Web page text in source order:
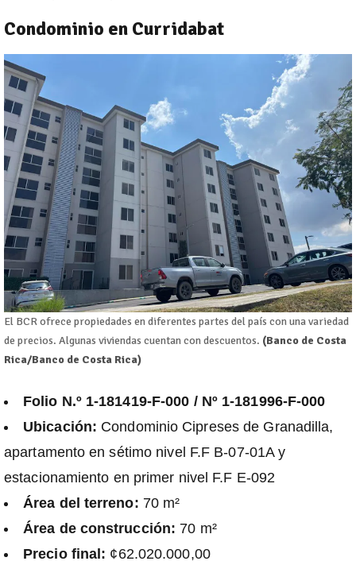
Condominio en Curridabat
El BCR ofrece propiedades en diferentes partes del país con una variedad
de precios. Algunas viviendas cuentan con descuentos. (Banco de Costa
Rica/Banco de Costa Rica)
Folio N.º 1-181419-F-000 / Nº 1-181996-F-000
Ubicación: Condominio Cipreses de Granadilla,
apartamento en sétimo nivel F.F B-07-01A y
estacionamiento en primer nivel F.F E-092
Área del terreno: 70 m²
Área de construcción: 70 m²
Precio final: ¢62.020.000,00